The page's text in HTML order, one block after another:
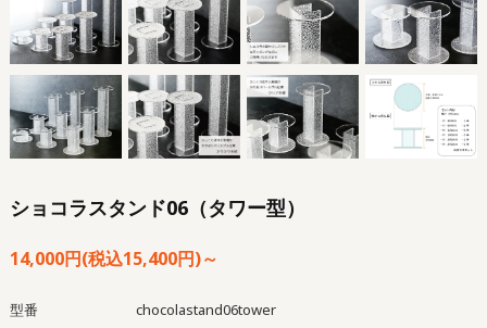
ショコラスタンド06（タワー型）
14,000円(税込15,400円)～
型番
chocolastand06tower